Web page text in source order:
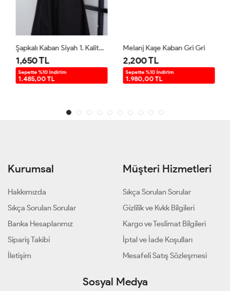
Şapkalı Kaban Siyah 1. Kalite Kalın Kaşe Siyah
1,650 TL
Sepette %10 İndirim
1.485,00 TL
Melanj Kaşe Kaban Gri Gri
2,200 TL
Sepette %10 İndirim
1.980,00 TL
Kurumsal
Hakkımızda
Sıkça Sorulan Sorular
Banka Hesaplarımız
Sipariş Takibi
İletişim
Müşteri Hizmetleri
Sıkça Sorulan Sorular
Gizlilik ve Kvkk Bilgileri
Kargo ve Teslimat Bilgileri
İptal ve İade Koşulları
Mesafeli Satış Sözleşmesi
Sosyal Medya